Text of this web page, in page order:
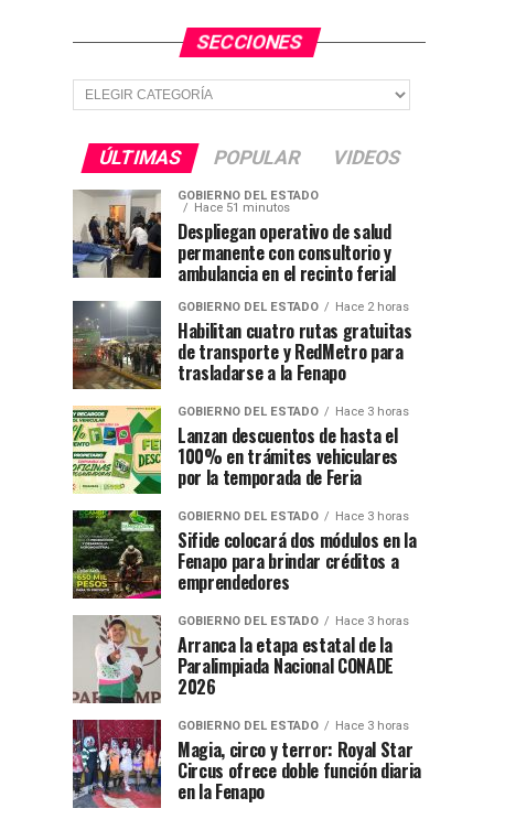
SECCIONES
Secciones
ÚLTIMAS POPULAR VIDEOS
GOBIERNO DEL ESTADO
Hace 51 minutos
Despliegan operativo de salud
permanente con consultorio y
ambulancia en el recinto ferial
GOBIERNO DEL ESTADO Hace 2 horas
Habilitan cuatro rutas gratuitas
de transporte y RedMetro para
trasladarse a la Fenapo
GOBIERNO DEL ESTADO Hace 3 horas
Lanzan descuentos de hasta el
100% en trámites vehiculares
por la temporada de Feria
GOBIERNO DEL ESTADO Hace 3 horas
Sifide colocará dos módulos en la
Fenapo para brindar créditos a
emprendedores
GOBIERNO DEL ESTADO Hace 3 horas
Arranca la etapa estatal de la
Paralimpiada Nacional CONADE
2026
GOBIERNO DEL ESTADO Hace 3 horas
Magia, circo y terror: Royal Star
Circus ofrece doble función diaria
en la Fenapo